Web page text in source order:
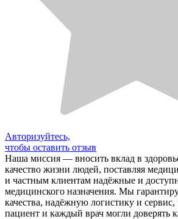
Авторизуйтесь,
чтобы оставить отзыв
Наша миссия — вносить вклад в
качество жизни людей, поставляя
и частным клиентам надёжные и
медицинского назначения. Мы
качества, надёжную логистику и
пациент и каждый врач могли доверять